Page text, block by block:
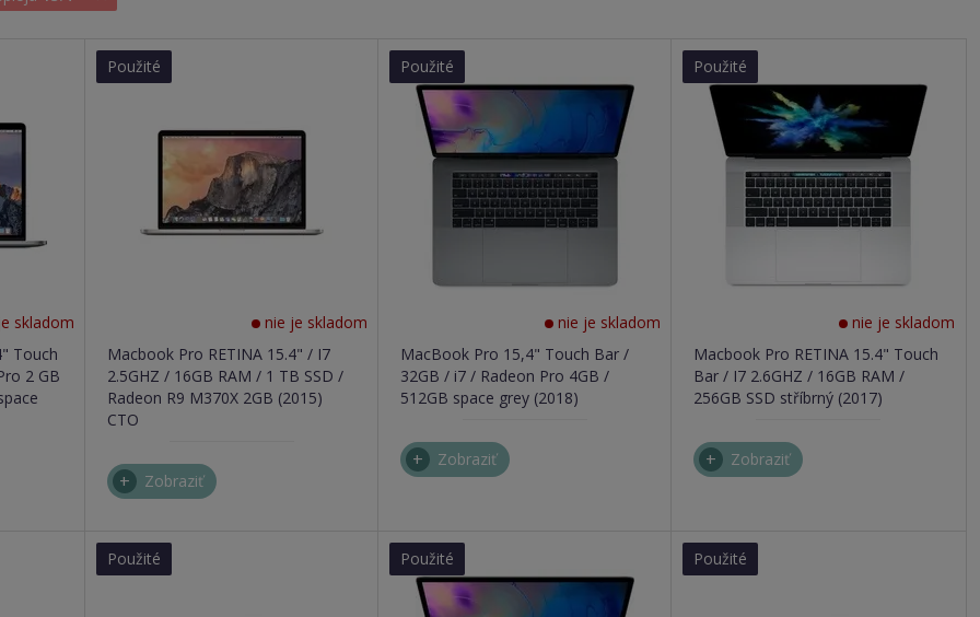
skladom
Touch
2 GB
Použité
nie je skladom
Macbook Pro RETINA 15.4" / I7
2.5GHZ / 16GB RAM / 1 TB SSD /
Radeon R9 M370X 2GB (2015)
CTO
Zobraziť
Použité
nie je skladom
MacBook Pro 15,4" Touch Bar /
32GB / i7 / Radeon Pro 4GB /
512GB space grey (2018)
Zobraziť
Použité
nie je skladom
Macbook Pro RETINA 15.4" Touch
Bar / I7 2.6GHZ / 16GB RAM /
256GB SSD stříbrný (2017)
Zobraziť
Použité Použité Použité